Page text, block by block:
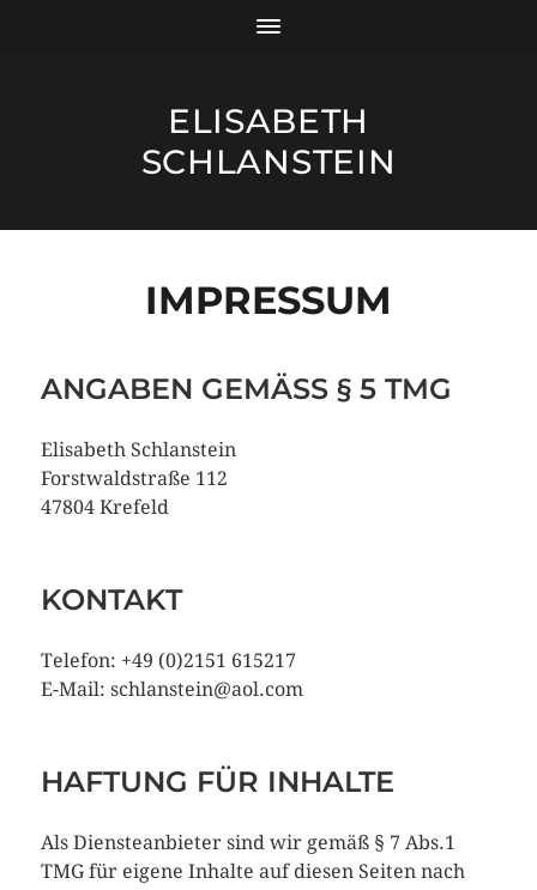
ELISABETH
SCHLANSTEIN
IMPRESSUM
ANGABEN GEMÄSS § 5 TMG
Elisabeth Schlanstein
Forstwaldstraße 112
47804 Krefeld
KONTAKT
Telefon: +49 (0)2151 615217
E-Mail: schlanstein@aol.com
HAFTUNG FÜR INHALTE
Als Diensteanbieter sind wir gemäß § 7 Abs.1
TMG für eigene Inhalte auf diesen Seiten nach